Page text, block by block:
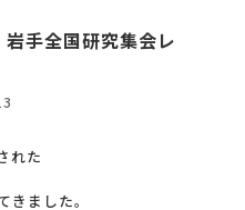
手全国研究集会レ
れた
きました。